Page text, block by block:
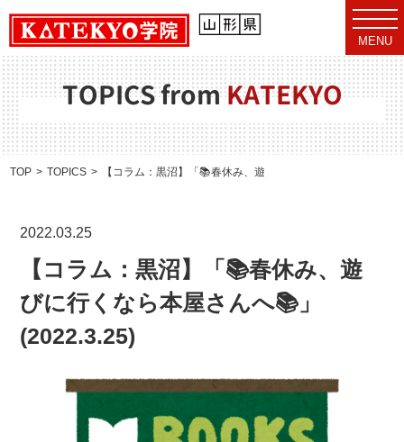
t
o
g
g
l
e
n
v
i
g
MENU
TOPICS fromKATEKYO
TOP TOPICS 【コラム：黒沼】「📚春休み、遊びに行くなら本屋さんへ📚
2022.03.25
【コラム：黒沼】「📚春休み、遊
びに行くなら本屋さんへ📚」
(2022.3.25)